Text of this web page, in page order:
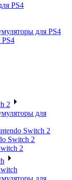
PS4
для PS4
2
для
Switch 2
Switch 2
2